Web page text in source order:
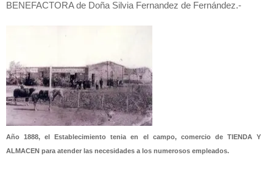
BENEFACTORA de Doña Silvia Fernandez de Fernández.-
Año 1888, el Establecimiento tenia en el campo, comercio de TIENDA Y
ALMACEN para atender las necesidades a los numerosos empleados.